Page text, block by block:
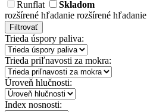
Runflat
Skladom
rozšírené hľadanie rozšírené hľadanie
Filtrovať
Trieda úspory paliva:
Trieda priľnavosti za mokra:
Úroveň hlučnosti:
Index nosnosti: